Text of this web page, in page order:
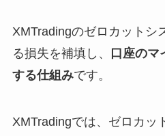
XMTradingのゼロカットシ
る損失を補填し、
口座のマ
する仕組みです。
XMTradingでは、ゼロカッ